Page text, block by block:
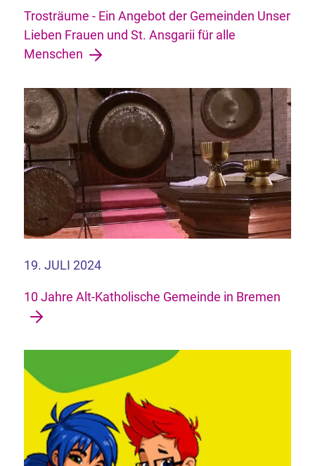
Trosträume - Ein Angebot der Gemeinden Unser
Lieben Frauen und St. Ansgarii für alle
Menschen
19. JULI 2024
10 Jahre Alt-Katholische Gemeinde in Bremen